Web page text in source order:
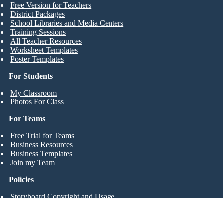
For Students
My Classroom
Photos For Class
Free Version for Teachers
District Packages
School Libraries and Media Centers
Training Sessions
All Teacher Resources
Worksheet Templates
Poster Templates
For Teams
Free Trial for Teams
Business Resources
Business Templates
Join my Team
Policies
Storyboard Copyright and Usage